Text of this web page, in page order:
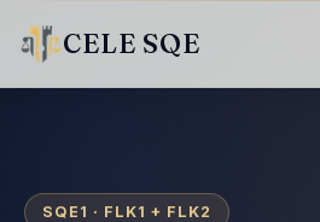
CELE SQE
SQE1 · FLK1 + FLK2